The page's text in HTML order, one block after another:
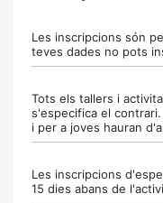
Les inscripcions són
teves dades no pots
Tots els tallers i
s'especifica el
i per a joves hauran
Les inscripcions
15 dies abans de